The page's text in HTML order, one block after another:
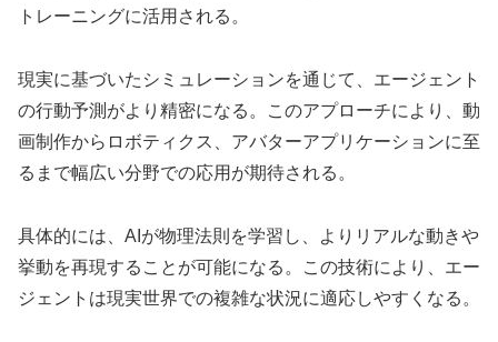
トレーニングに活用される。
現実に基づいたシミュレーションを通じて、エージェント
の行動予測がより精密になる。このアプローチにより、動
画制作からロボティクス、アバターアプリケーションに至
るまで幅広い分野での応用が期待される。
具体的には、AIが物理法則を学習し、よりリアルな動きや
挙動を再現することが可能になる。この技術により、エー
ジェントは現実世界での複雑な状況に適応しやすくなる。